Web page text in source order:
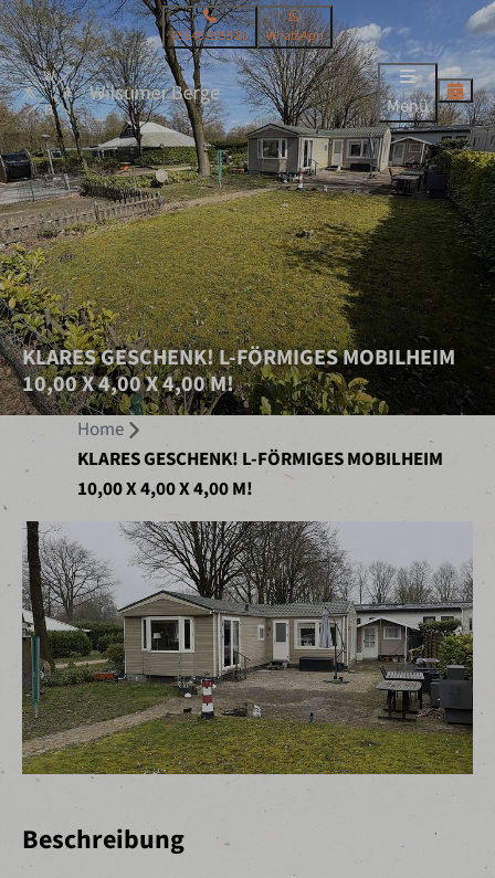
05945 9955 80 WhatsApp
Menü
KLARES GESCHENK! L-FÖRMIGES MOBILHEIM
10,00 X 4,00 X 4,00 M!
Home
KLARES GESCHENK! L-FÖRMIGES MOBILHEIM
10,00 X 4,00 X 4,00 M!
Beschreibung